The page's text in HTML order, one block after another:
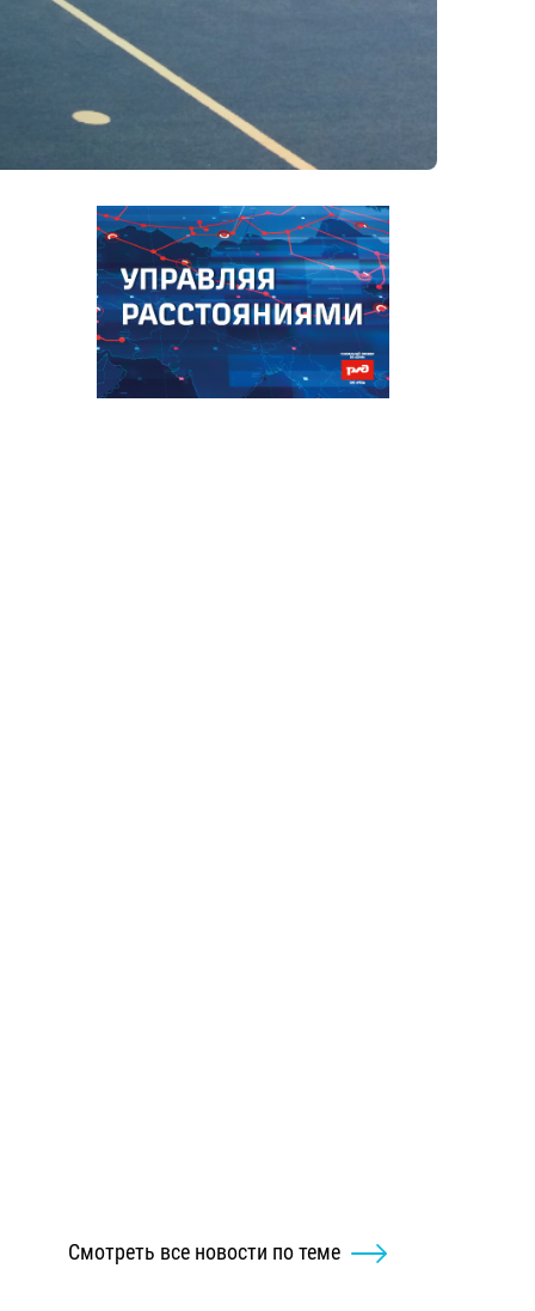
Смотреть все новости по теме